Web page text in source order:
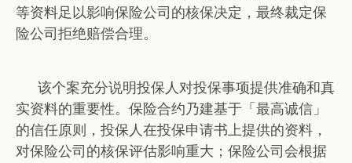
等资料足以影响保险公司的核保决定，最终裁定保
险公司拒绝赔偿合理。
该个案充分说明投保人对投保事项提供准确和真
实资料的重要性。保险合约乃建基于「最高诚信」
的信任原则，投保人在投保申请书上提供的资料，
对保险公司的核保评估影响重大；保险公司会根据